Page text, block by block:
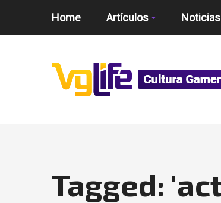
Home Artículos Noticias
Tagged: